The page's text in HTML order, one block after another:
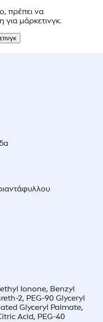
πρέπει να
για μάρκετινγκ.
Ionone, Benzyl
2, PEG-90 Glyceryl
Glyceryl Palmate,
Acid, PEG-40